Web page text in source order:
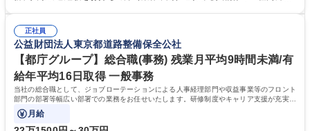
正社員
公益財団法人東京都道路整備保全公社
【都庁グループ】総合職(事務) 残業月平均9時間未満/有
給年平均16日取得 一般事務
当社の総合職として、ジョブローテーションによる人事経理部門や収益事業等のフロント
部門の部署等幅広い部署での業務をお任せいたします。研修制度やキャリア支援が充実し
ております！ ※下記業務詳細
月給